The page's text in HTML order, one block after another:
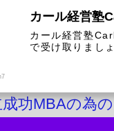
功MBAの為
カール経営塾
カール経営塾
で受け取りましょ